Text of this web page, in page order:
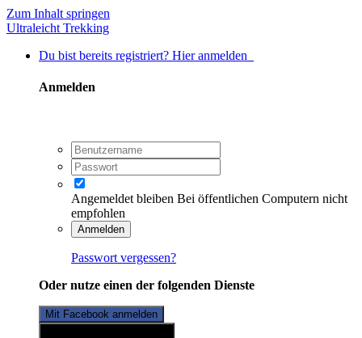
Zum Inhalt springen
Ultraleicht Trekking
Du bist bereits registriert? Hier anmelden
Anmelden
Angemeldet bleiben Bei öffentlichen Computern nicht
empfohlen
Anmelden
Passwort vergessen?
Oder nutze einen der folgenden Dienste
Mit Facebook anmelden